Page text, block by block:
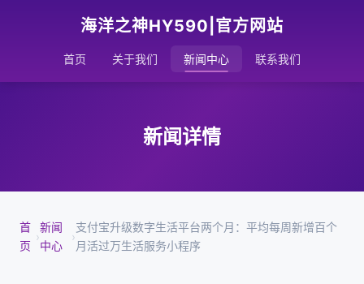
海洋之神HY590|官方网站
首页 关于我们 新闻中心 联系我们
新闻详情
首
页
›
新闻
中心
›
支付宝升级数字生活平台两个月：平均每周新增百个
月活过万生活服务小程序